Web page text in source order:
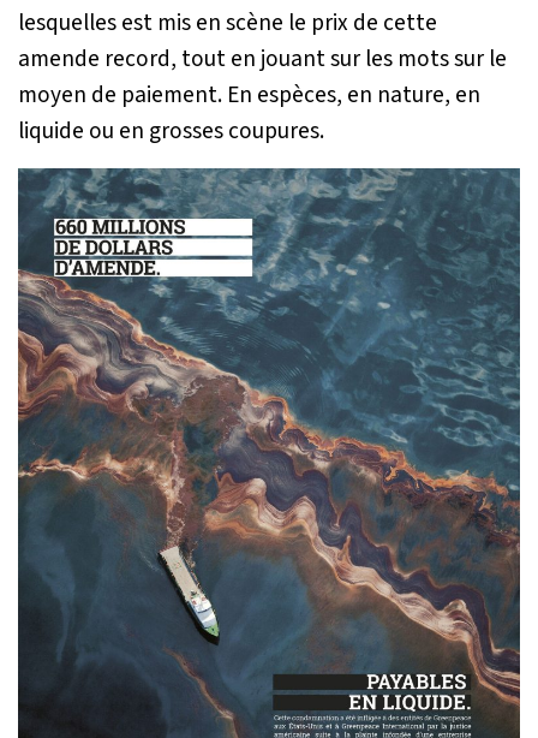
lesquelles est mis en scène le prix de cette
amende record, tout en jouant sur les mots sur le
moyen de paiement. En espèces, en nature, en
liquide ou en grosses coupures.